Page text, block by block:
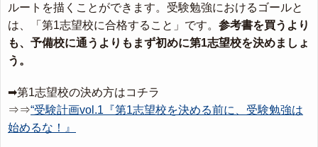
ルートを描くことができます。受験勉強におけるゴールと
は、「第1志望校に合格すること」です。 参考書を買うより
も、予備校に通うよりもまず初めに第1志望校を決めましょ
う。
➡第1志望校の決め方はコチラ
⇒⇒“受験計画vol.1『第1志望校を決める前に、受験勉強は
始めるな！』